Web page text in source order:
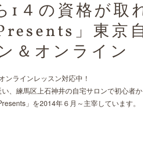
1４の資格が取
」東京
＆オンライン
ンラインレッスン対応中！
、練馬区上石神井の自宅サロンで初心者
」を2014年６月～主宰しています。